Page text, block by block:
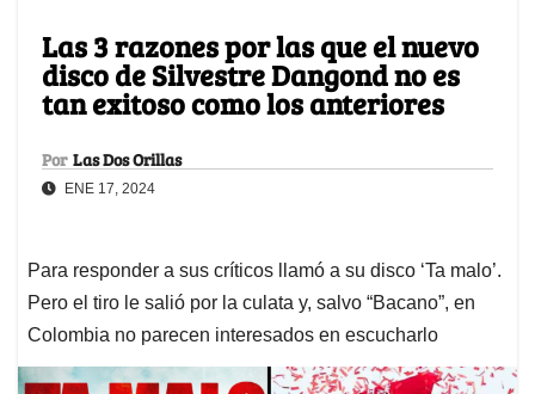
Las 3 razones por las que el nuevo
disco de Silvestre Dangond no es
tan exitoso como los anteriores
Por Las Dos Orillas
ENE 17, 2024
Para responder a sus críticos llamó a su disco ‘Ta malo’.
Pero el tiro le salió por la culata y, salvo “Bacano”, en
Colombia no parecen interesados en escucharlo